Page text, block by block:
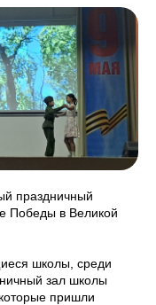
праздничный
Победы в Великой
школы, среди
зал школы
пришли